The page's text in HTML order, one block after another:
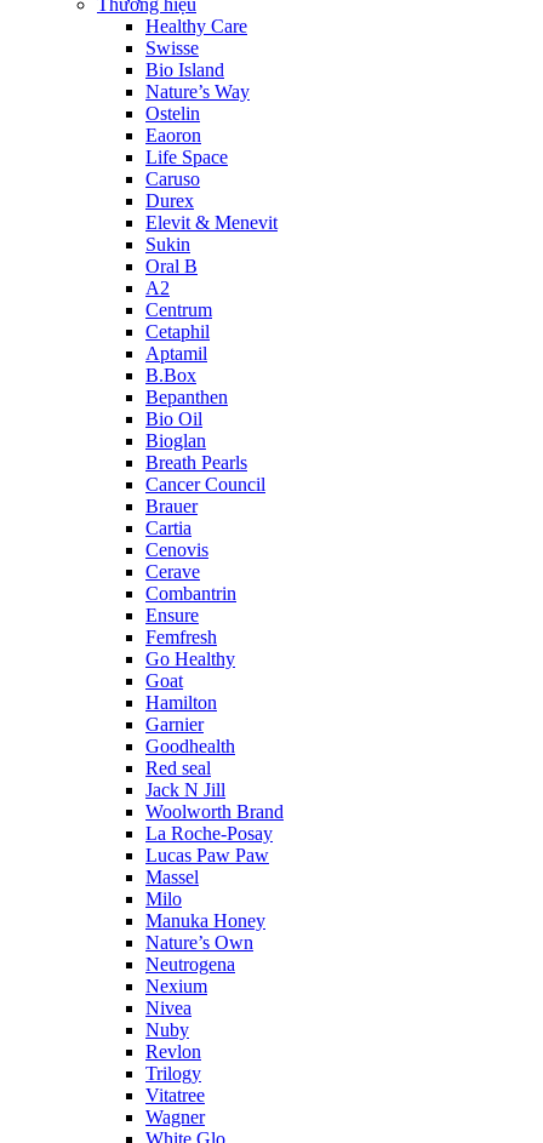
Thương hiệu
Healthy Care
Swisse
Bio Island
Nature’s Way
Ostelin
Eaoron
Life Space
Caruso
Durex
Elevit & Menevit
Sukin
Oral B
A2
Centrum
Cetaphil
Aptamil
B.Box
Bepanthen
Bio Oil
Bioglan
Breath Pearls
Cancer Council
Brauer
Cartia
Cenovis
Cerave
Combantrin
Ensure
Femfresh
Go Healthy
Goat
Hamilton
Garnier
Goodhealth
Red seal
Jack N Jill
Woolworth Brand
La Roche-Posay
Lucas Paw Paw
Massel
Milo
Manuka Honey
Nature’s Own
Neutrogena
Nexium
Nivea
Nuby
Revlon
Trilogy
Vitatree
Wagner